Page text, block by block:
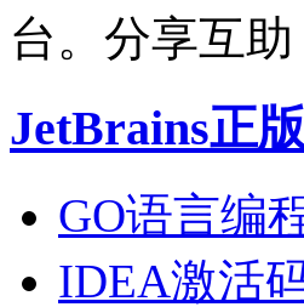
台。分享互
JetBrains正
GO语言编
IDEA激活